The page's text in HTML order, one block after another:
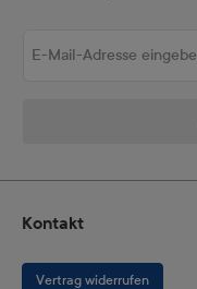
Kontakt
Vertrag widerrufen